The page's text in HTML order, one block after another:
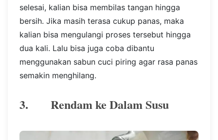
selesai, kalian bisa membilas tangan hingga
bersih. Jika masih terasa cukup panas, maka
kalian bisa mengulangi proses tersebut hingga
dua kali. Lalu bisa juga coba dibantu
menggunakan sabun cuci piring agar rasa panas
semakin menghilang.
3. Rendam ke Dalam Susu